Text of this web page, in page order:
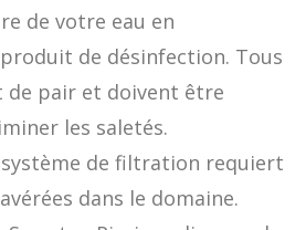
de votre eau en
de désinfection. Tous
de pair et doivent être
les saletés.
système de filtration requiert
dans le domaine.